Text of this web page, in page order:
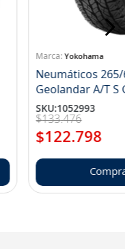
Yokohama
Neumáticos 265/
SKU:1052993
$133.476
$122.798